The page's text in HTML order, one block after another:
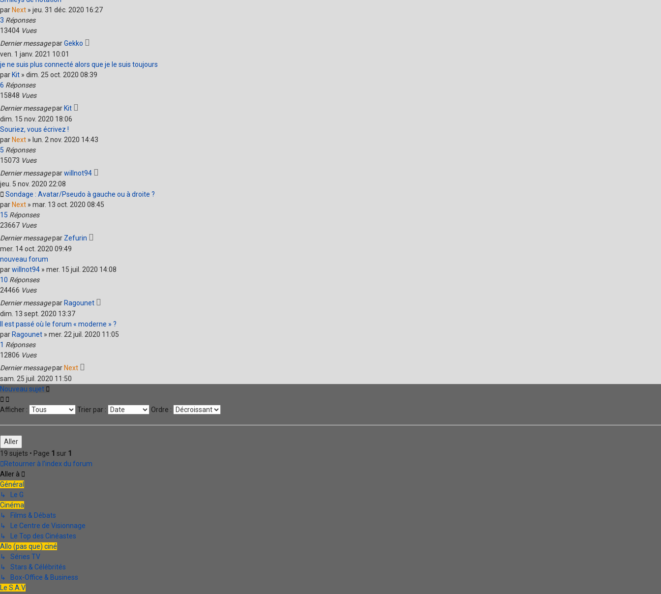
par Next » jeu. 31 déc. 2020 16:27
3 Réponses
13404 Vues
Dernier messageparGekko
ven. 1 janv. 2021 10:01
je ne suis plus connecté alors que je le suis toujours
par Kit » dim. 25 oct. 2020 08:39
6 Réponses
15848 Vues
Dernier messagepar Kit
dim. 15 nov. 2020 18:06
Souriez, vous écrivez !
par Next » lun. 2 nov. 2020 14:43
5 Réponses
15073 Vues
Dernier messageparwillnot94
jeu. 5 nov. 2020 22:08
Sondage : Avatar/Pseudo à gauche ou à droite ?
par Next » mar. 13 oct. 2020 08:45
15 Réponses
23667 Vues
Dernier messagepar Zefurin
mer. 14 oct. 2020 09:49
nouveau forum
parwillnot94 » mer. 15 juil. 2020 14:08
10 Réponses
24466 Vues
Dernier messagepar Ragounet
dim. 13 sept. 2020 13:37
Il est passé où le forum « moderne » ?
par Ragounet » mer. 22 juil. 2020 11:05
1 Réponses
12806 Vues
Dernier messagepar Next
sam. 25 juil. 2020 11:50
Nouveau sujet
Afficher : Trier par : Ordre :
19 sujets • Page 1 sur 1
Retourner à l’index du forum
Aller à
Général
↳ Le G
Cinéma
↳ Films & Débats
↳ Le Centre de Visionnage
↳ Le Top des Cinéastes
Allo (pas que) ciné
↳ Séries TV
↳ Stars & Célébrités
↳ Box-Office & Business
Le S.A.V